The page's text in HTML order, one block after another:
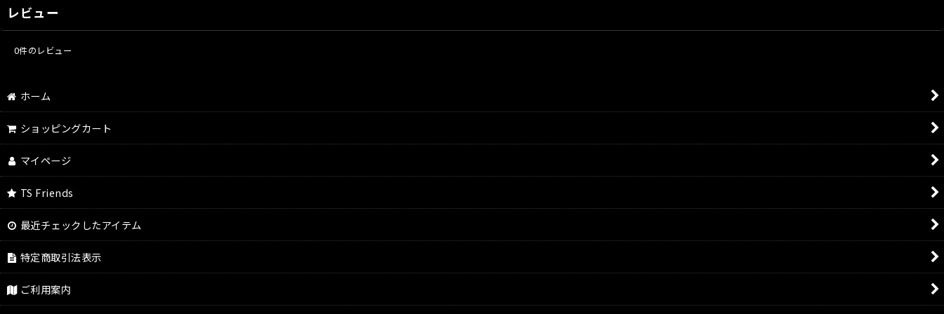
レビュー
0件のレビュー
ホーム
ショッピングカート
マイページ
TS Friends
最近チェックしたアイテム
特定商取引法表示
ご利用案内